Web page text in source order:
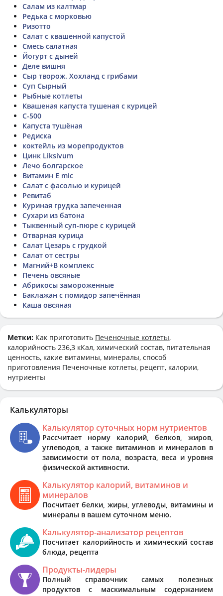
Салам из калтмар
Редька с морковью
Ризотто
Салат с квашенной капустой
Смесь салатная
Йогурт с дыней
Деле вишня
Сыр творож. Хохланд с грибами
Суп Сырный
Рыбные котлеты
Квашеная капуста тушеная с курицей
C-500
Капуста тушёная
Редиска
коктейль из морепродуктов
Цинк Liksivum
Лечо болгарское
Витамин E mic
Салат с фасолью и курицей
Ревитаб
Куриная грудка запеченная
Сухари из батона
Тыквенный суп-пюре с курицей
Отварная курица
Салат Цезарь с грудкой
Салат от сестры
Магний+В комплекс
Печень овсяные
Абрикосы замороженные
Баклажан с помидор запечённая
Каша овсяная
Метки: Как приготовить Печеночные котлеты,
калорийность 236,3 кКал, химический состав, питательная
ценность, какие витамины, минералы, способ
приготовления Печеночные котлеты, рецепт, калории,
нутриенты
Калькуляторы
Калькулятор суточных норм нутриентов
Рассчитает норму калорий, белков, жиров,
углеводов, а также витаминов и минералов в
зависимости от пола, возраста, веса и уровня
физической активности.
Калькулятор калорий, витаминов и
минералов
Посчитает белки, жиры, углеводы, витамины и
минералы в вашем суточном меню.
Калькулятор-анализатор рецептов
Посчитает калорийность и химический состав
блюда, рецепта
Продукты-лидеры
Полный справочник самых полезных
продуктов с маскимальным содержанием